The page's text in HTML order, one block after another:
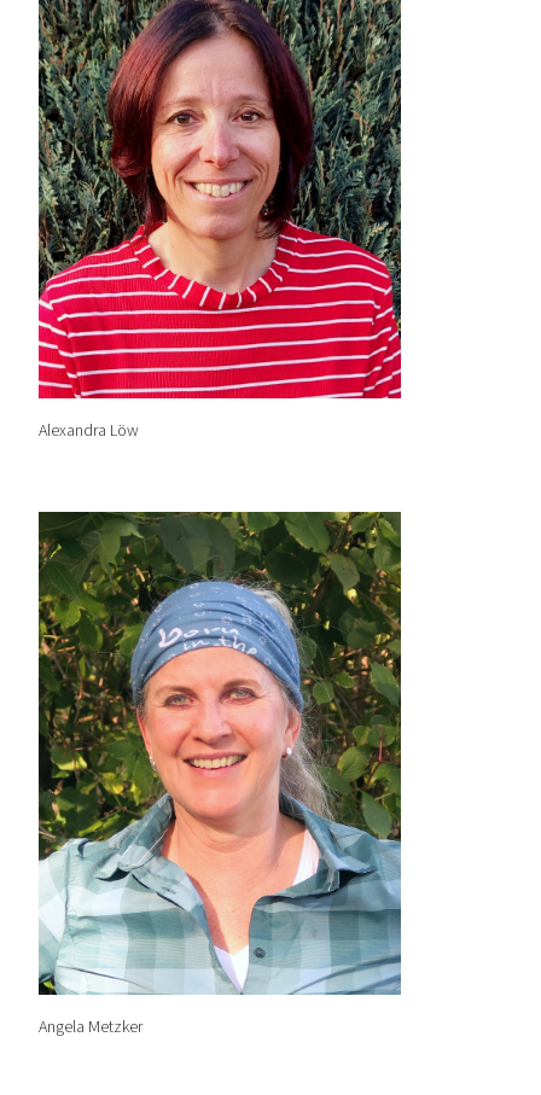
Alexandra Löw
Angela Metzker